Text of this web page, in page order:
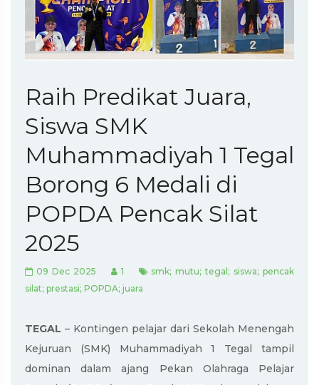
Raih Predikat Juara,
Siswa SMK
Muhammadiyah 1 Tegal
Borong 6 Medali di
POPDA Pencak Silat
2025
09 Dec 2025 1
smk; mutu; tegal; siswa; pencak
silat; prestasi; POPDA; juara
TEGAL – Kontingen pelajar dari Sekolah Menengah
Kejuruan (SMK) Muhammadiyah 1 Tegal tampil
dominan dalam ajang Pekan Olahraga Pelajar